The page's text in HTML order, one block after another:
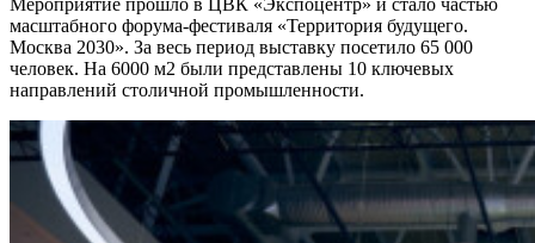
Мероприятие прошло в ЦВК «Экспоцентр» и стало частью
масштабного форума-фестиваля «Территория будущего.
Москва 2030». За весь период выставку посетило 65 000
человек. На 6000 м2 были представлены 10 ключевых
направлений столичной промышленности.